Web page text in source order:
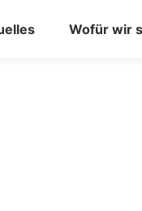
Wofür wir